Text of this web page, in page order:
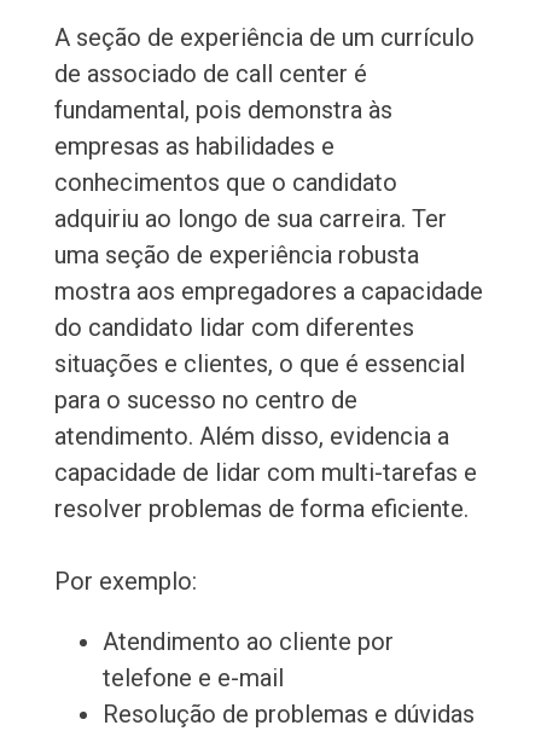
A seção de experiência de um currículo
de associado de call center é
fundamental, pois demonstra às
empresas as habilidades e
conhecimentos que o candidato
adquiriu ao longo de sua carreira. Ter
uma seção de experiência robusta
mostra aos empregadores a capacidade
do candidato lidar com diferentes
situações e clientes, o que é essencial
para o sucesso no centro de
atendimento. Além disso, evidencia a
capacidade de lidar com multi-tarefas e
resolver problemas de forma eficiente.
Por exemplo:
Atendimento ao cliente por
telefone e e-mail
Resolução de problemas e dúvidas